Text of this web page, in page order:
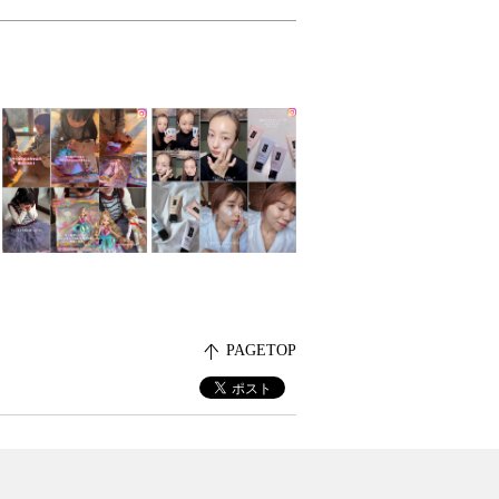
PAGETOP